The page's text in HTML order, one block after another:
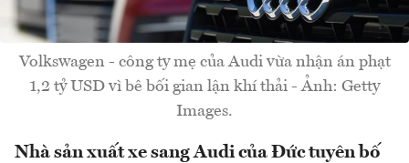
Volkswagen - công ty mẹ của Audi vừa nhận án phạt
1,2 tỷ USD vì bê bối gian lận khí thải - Ảnh: Getty
Images.
Nhà sản xuất xe sang Audi của Đức tuyên bố